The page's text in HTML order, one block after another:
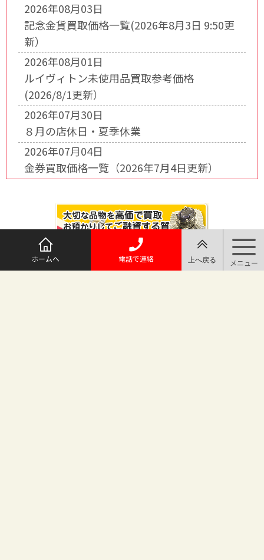
2026年08月03日
記念金貨買取価格一覧(2026年8月3日 9:50更
新）
2026年08月01日
ルイヴィトン未使用品買取参考価格
(2026/8/1更新）
2026年07月30日
８月の店休日・夏季休業
2026年07月04日
金券買取価格一覧（2026年7月4日更新）
ホームへ 電話で連絡